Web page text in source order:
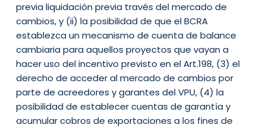
previa liquidación previa través del mercado de
cambios, y (ii) la posibilidad de que el BCRA
establezca un mecanismo de cuenta de balance
cambiaria para aquellos proyectos que vayan a
hacer uso del incentivo previsto en el Art.198, (3) el
derecho de acceder al mercado de cambios por
parte de acreedores y garantes del VPU, (4) la
posibilidad de establecer cuentas de garantía y
acumular cobros de exportaciones a los fines de